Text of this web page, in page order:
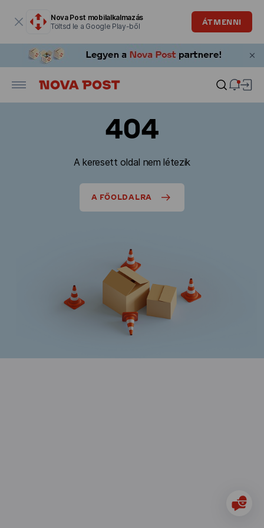
Nova Post mobilalkalmazás
Töltsd le a Google Play-ből
ÁTMENNI
404
A keresett oldal nem létezik
A FŐOLDALRA